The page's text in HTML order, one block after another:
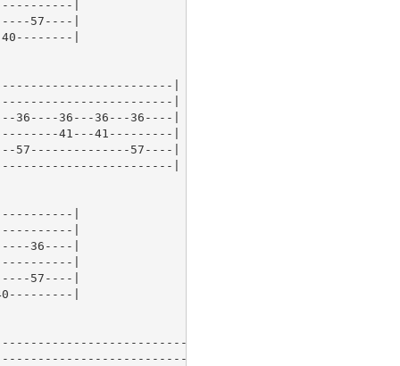
|
57----|
|
|
|
36---36---36----|
41---41---------|
57--------------57----|
|
|
|
36----|
|
57----|
|
|
|